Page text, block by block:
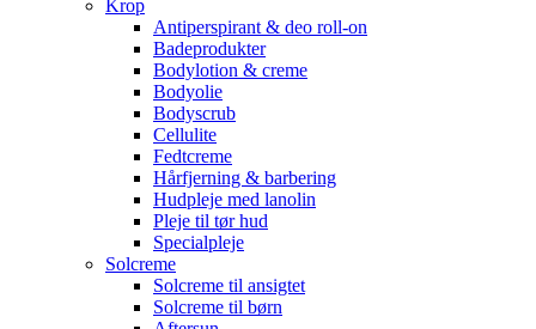
Krop
Antiperspirant & deo roll-on
Badeprodukter
Bodylotion & creme
Bodyolie
Bodyscrub
Cellulite
Fedtcreme
Hårfjerning & barbering
Hudpleje med lanolin
Pleje til tør hud
Specialpleje
Solcreme
Solcreme til ansigtet
Solcreme til børn